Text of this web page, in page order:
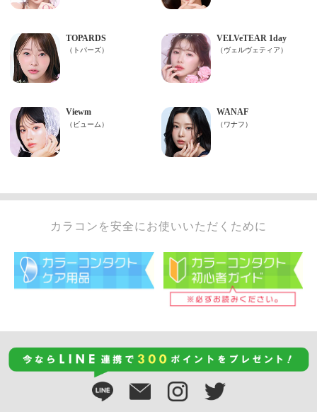
カラコンを安全にお使いいただくために